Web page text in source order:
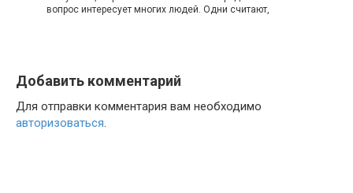
вопрос интересует многих людей. Одни считают,
Добавить комментарий
Для отправки комментария вам необходимо
авторизоваться.